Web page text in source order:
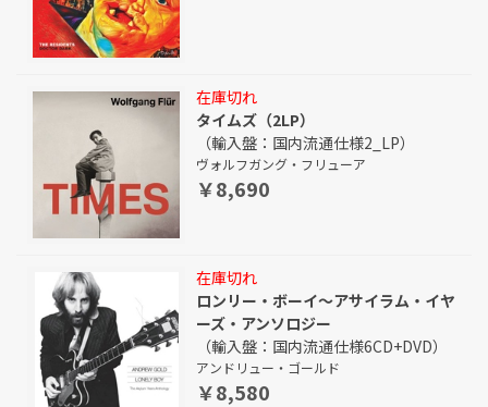
在庫切れ
タイムズ（2LP）
（輸入盤：国内流通仕様2_LP）
ヴォルフガング・フリューア
￥8,690
在庫切れ
ロンリー・ボーイ～アサイラム・イヤ
ーズ・アンソロジー
（輸入盤：国内流通仕様6CD+DVD）
アンドリュー・ゴールド
￥8,580